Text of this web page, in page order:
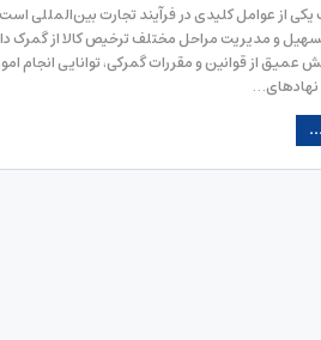
از عوامل کلیدی در فرآیند تجارت بین‌المللی
و مدیریت مراحل مختلف ترخیص کالا از گمرک
عمیق از قوانین و مقررات گمرکی، توانایی انجام
نهادهای…